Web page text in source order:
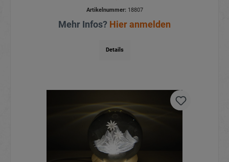
Artikelnummer:18807
Mehr Infos? Hier anmelden
Details